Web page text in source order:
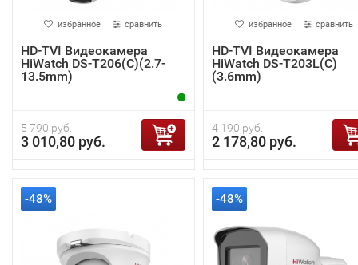
избранное сравнить
HD-TVI Видеокамера
HiWatch DS-T206(C)(2.7-
13.5mm)
5 790 руб.
3 010,80 руб.
избранное сравнить
HD-TVI Видеокамера
HiWatch DS-T203L(C)
(3.6mm)
4 190 руб.
2 178,80 руб.
-48% -48%